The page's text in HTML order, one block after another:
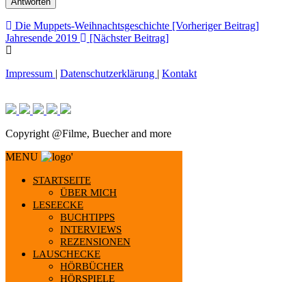
Beitragsnavigation
Die Muppets-Weihnachtsgeschichte [Vorheriger Beitrag]
Jahresende 2019
[Nächster Beitrag]
Impressum | Datenschutzerklärung | Kontakt
Copyright @Filme, Buecher and more
MENU
'
STARTSEITE
ÜBER MICH
LESEECKE
BUCHTIPPS
INTERVIEWS
REZENSIONEN
LAUSCHECKE
HÖRBÜCHER
HÖRSPIELE